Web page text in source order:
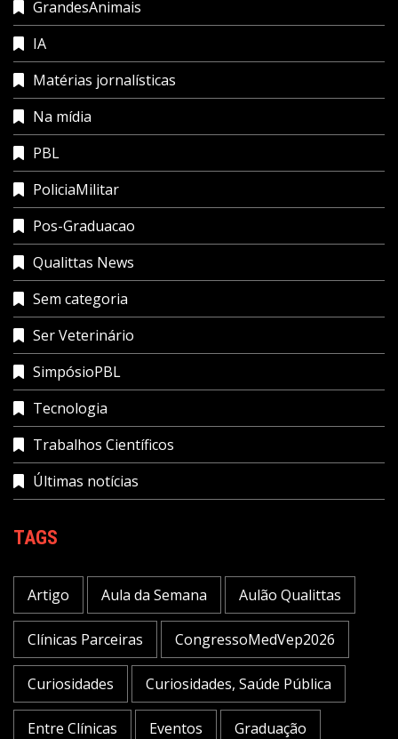
GrandesAnimais
IA
Matérias jornalísticas
Na mídia
PBL
PoliciaMilitar
Pos-Graduacao
Qualittas News
Sem categoria
Ser Veterinário
SimpósioPBL
Tecnologia
Trabalhos Científicos
Últimas notícias
TAGS
Artigo Aula da Semana Aulão Qualittas
Clínicas Parceiras CongressoMedVep2026
Curiosidades Curiosidades, Saúde Pública
Entre Clínicas Eventos Graduação